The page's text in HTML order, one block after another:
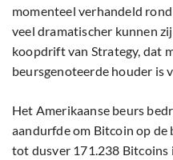
momenteel verhandeld
veel dramatischer kunnen
koopdrift van Strategy, dat
beursgenoteerde houder is
Het Amerikaanse beurs
aandurfde om Bitcoin op
tot dusver 171.238 Bitcoins